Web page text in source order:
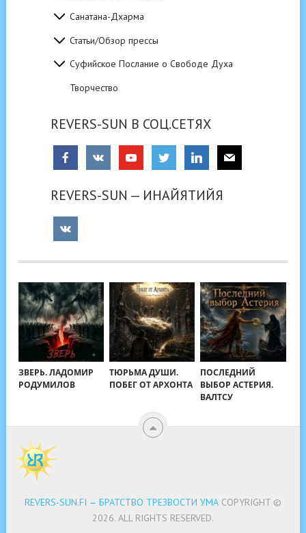
Санатана-Дхарма
Статьи/Обзор прессы
Суфийское Послание о Свободе Духа
Творчество
REVERS-SUN В СОЦ.СЕТЯХ
REVERS-SUN — ИНАЙЯТИЙЯ
ЗВЕРЬ. ЛАДОМИР
РОДУМИЛОВ
ТЮРЬМА ДУШИ.
ПОБЕГ ОТ АРХОНТА
ПОСЛЕДНИЙ
ВЫБОР АСТЕРИЯ.
ВАЛТСУ
REVERS-SUN.FI — БРАТСТВО ТРЕЗВОСТИ УМАCOPYRIGHT ©
2026. ALL RIGHTS RESERVED.